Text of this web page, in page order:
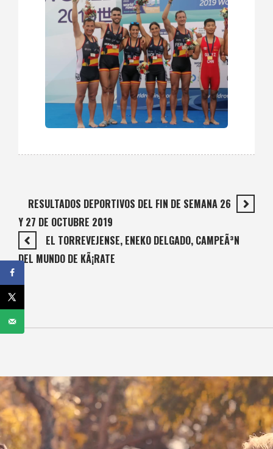
RESULTADOS DEPORTIVOS DEL FIN DE SEMANA 26
Y 27 DE OCTUBRE 2019
EL TORREVEJENSE, ENEKO DELGADO, CAMPEÃ³N
DEL MUNDO DE KÃ¡RATE